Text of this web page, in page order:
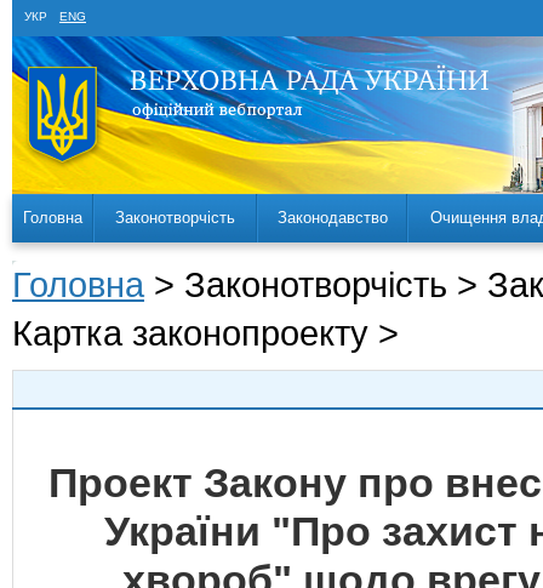
УКР ENG
Головна Законотворчість Законодавство Очищення
Головна > Законотворчість >
Картка законопроекту >
Проект Закону про
України "Про захист